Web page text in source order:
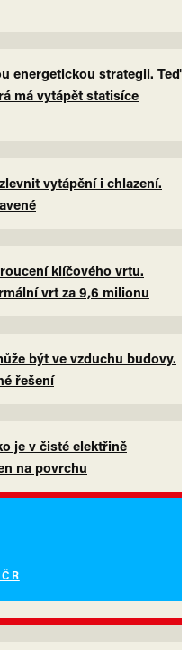
energetickou strategii. Teď
má vytápět statisíce
vytápění i chlazení.
klíčového vrtu.
vrt za 9,6 milionu
být ve vzduchu budovy.
řešení
je v čisté elektřině
na povrchu